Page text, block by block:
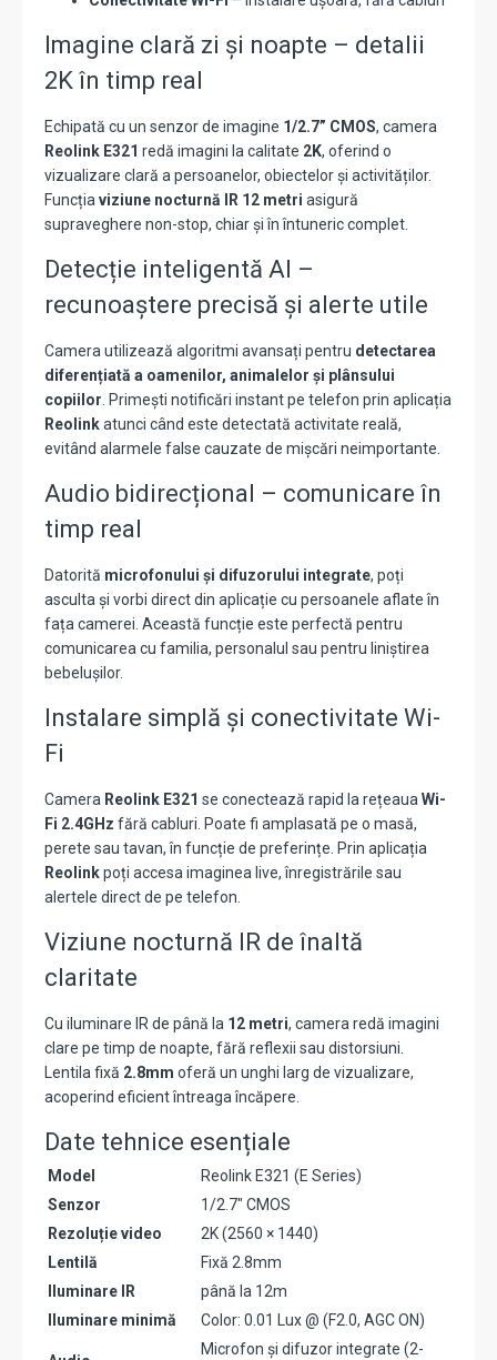
Imagine clară zi și noapte – detalii
2K în timp real
Echipată cu un senzor de imagine 1/2.7” CMOS, camera
Reolink E321 redă imagini la calitate 2K, oferind o
vizualizare clară a persoanelor, obiectelor și activităților.
Funcțiaviziune nocturnă IR 12 metri asigură
supraveghere non-stop, chiar și în întuneric complet.
Detecție inteligentă AI –
recunoaștere precisă și alerte utile
Camera utilizează algoritmi avansați pentru detectarea
diferențiată a oamenilor, animalelor și plânsului
copiilor. Primești notificări instant pe telefon prin aplicația
Reolinkatunci când este detectată activitate reală,
evitând alarmele false cauzate de mișcări neimportante.
Audio bidirecțional – comunicare în
timp real
Datorită microfonului și difuzorului integrate, poți
asculta și vorbi direct din aplicație cu persoanele aflate în
fața camerei. Această funcție este perfectă pentru
comunicarea cu familia, personalul sau pentru liniștirea
bebelușilor.
Instalare simplă și conectivitate Wi-
Fi
Camera Reolink E321 se conectează rapid la rețeauaWi-
Fi 2.4GHz fără cabluri. Poate fi amplasată pe o masă,
perete sau tavan, în funcție de preferințe. Prin aplicația
Reolinkpoți accesa imaginea live, înregistrările sau
alertele direct de pe telefon.
Viziune nocturnă IR de înaltă
claritate
Cu iluminare IR de până la 12 metri, camera redă imagini
clare pe timp de noapte, fără reflexii sau distorsiuni.
Lentila fixă 2.8mm oferă un unghi larg de vizualizare,
acoperind eficient întreaga încăpere.
Date tehnice esențiale
Model
Reolink E321 (E Series)
Senzor
1/2.7" CMOS
Rezoluție video
2K (2560 × 1440)
Lentilă
Fixă 2.8mm
Iluminare IR
până la 12m
Iluminare minimă
Color: 0.01 Lux @ (F2.0, AGC ON)
Microfon și difuzor integrate (2-